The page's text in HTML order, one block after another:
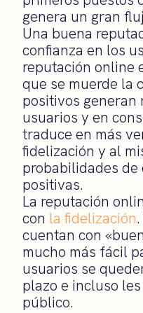
genera un gran
Una buena
confianza en los
reputación online
que se muerde la
positivos generan
usuarios y en
traduce en más
fidelización y al
probabilidades
positivas.
La reputación
con la fidelización
cuentan con
mucho más fácil
usuarios se
plazo e incluso
público.